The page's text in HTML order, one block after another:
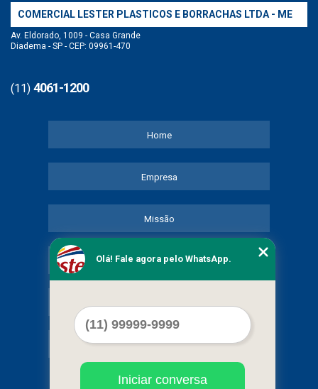
COMERCIAL LESTER PLASTICOS E BORRACHAS LTDA - ME
Av. Eldorado, 1009 - Casa Grande
Diadema - SP - CEP: 09961-470
(11) 4061-1200
Home
Empresa
Missão
Serviços
Mapa do site
Olá! Fale agora pelo WhatsApp.
Iniciar conversa